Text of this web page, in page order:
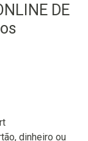
DE
dinheiro ou